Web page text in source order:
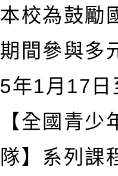
本校為鼓勵
期間參與多
5年1月17
【全國青
隊】系列課